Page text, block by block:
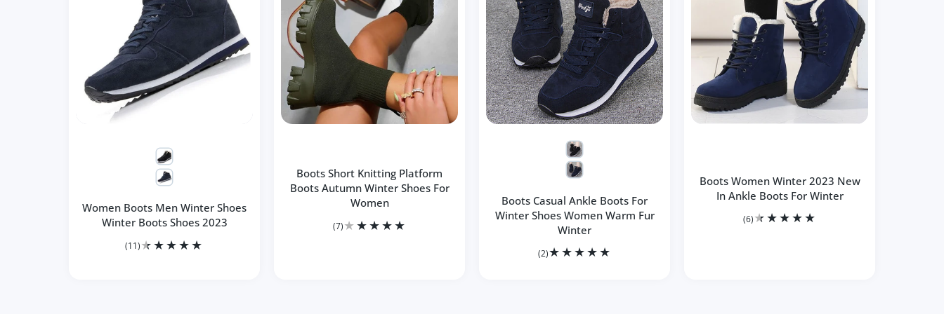
Boots Women Winter 2023 New
In Ankle Boots For Winter
(6)
Boots Casual Ankle Boots For
Winter Shoes Women Warm Fur
Winter
(2)
Boots Short Knitting Platform
Boots Autumn Winter Shoes For
Women
(7)
Women Boots Men Winter Shoes
Winter Boots Shoes 2023
(11)